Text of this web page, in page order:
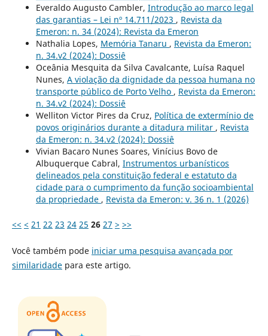
Everaldo Augusto Cambler, Introdução ao marco legal
das garantias – Lei nº 14.711/2023 , Revista da
Emeron: n. 34 (2024): Revista da Emeron
Nathalia Lopes, Memória Tanaru , Revista da Emeron:
n. 34.v2 (2024): Dossiê
Oceânia Mesquita da Silva Cavalcante, Luísa Raquel
Nunes, A violação da dignidade da pessoa humana no
transporte público de Porto Velho , Revista da Emeron:
n. 34.v2 (2024): Dossiê
Welliton Victor Pires da Cruz, Política de extermínio de
povos originários durante a ditadura militar , Revista
da Emeron: n. 34.v2 (2024): Dossiê
Vivian Bacaro Nunes Soares, Vinícius Bovo de
Albuquerque Cabral, Instrumentos urbanísticos
delineados pela constituição federal e estatuto da
cidade para o cumprimento da função socioambiental
da propriedade , Revista da Emeron: v. 36 n. 1 (2026)
<< < 21 22 23 24 25 26 27 > >>
Você também pode iniciar uma pesquisa avançada por
similaridadepara este artigo.